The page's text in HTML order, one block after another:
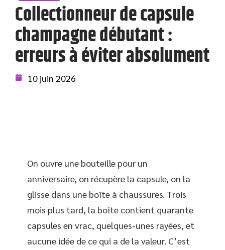
Collectionneur de capsule
champagne débutant :
erreurs à éviter absolument
10 juin 2026
On ouvre une bouteille pour un
anniversaire, on récupère la capsule, on la
glisse dans une boîte à chaussures. Trois
mois plus tard, la boîte contient quarante
capsules en vrac, quelques-unes rayées, et
aucune idée de ce qui a de la valeur. C’est